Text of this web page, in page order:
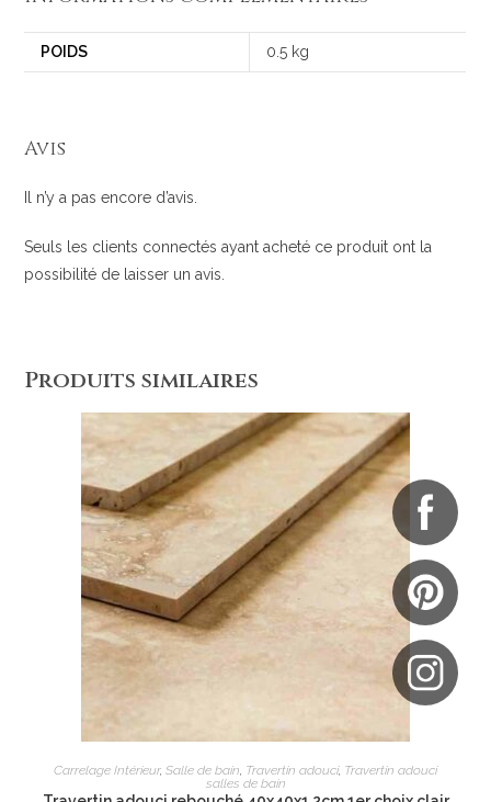
POIDS 0.5 kg
Avis
Il n’y a pas encore d’avis.
Seuls les clients connectés ayant acheté ce produit ont la
possibilité de laisser un avis.
Produits similaires
AJOUTER AU PANIER
Carrelage Intérieur, Salle de bain, Travertin adouci, Travertin adouci
salles de bain